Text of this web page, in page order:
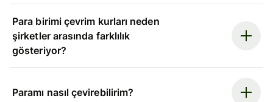
Para birimi çevrim kurları neden
şirketler arasında farklılık
gösteriyor?
Paramı nasıl çevirebilirim?